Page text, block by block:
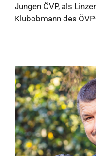
Jungen ÖVP, als
Klubobmann des